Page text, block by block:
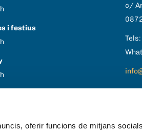
oferir funcions de mitjans
i festius
desembre
c/
Tels: